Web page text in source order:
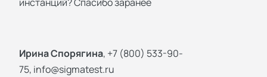
Ирина Спорягина, +7 (800) 533-90-
75, info@sigmatest.ru